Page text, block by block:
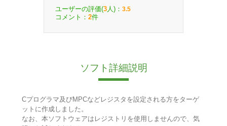
ユーザーの評価(3 人)： 3.5
コメント： 2件
ソフト詳細説明
Cプログラマ及びMPCなどレジスタを設定される方をターゲ
ットに作成しました。
なお、本ソフトウェアはレジストリを使用しませんので、気